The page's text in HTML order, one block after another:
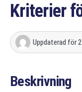
Kriterier
Uppdaterad för
Beskrivning